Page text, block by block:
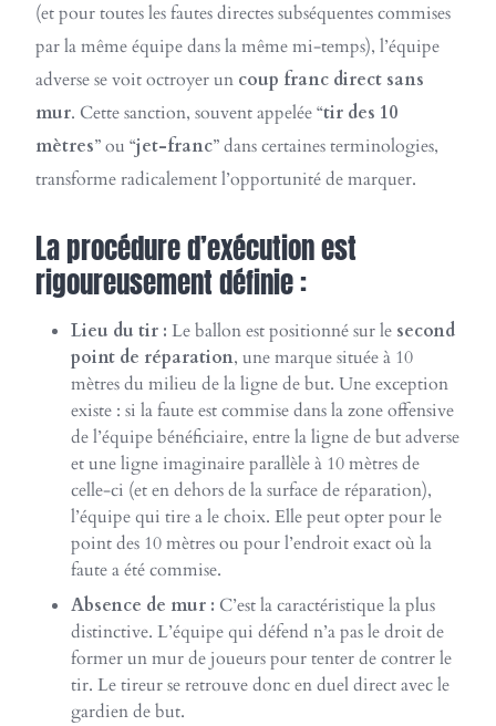
(et pour toutes les fautes directes subséquentes commises
par la même équipe dans la même mi-temps), l’équipe
adverse se voit octroyer un coup franc direct sans
mur. Cette sanction, souvent appelée “tir des 10
mètres” ou “jet-franc” dans certaines terminologies,
transforme radicalement l’opportunité de marquer.
La procédure d’exécution est
rigoureusement définie :
Lieu du tir : Le ballon est positionné sur le second
point de réparation, une marque située à 10
mètres du milieu de la ligne de but. Une exception
existe : si la faute est commise dans la zone offensive
de l’équipe bénéficiaire, entre la ligne de but adverse
et une ligne imaginaire parallèle à 10 mètres de
celle-ci (et en dehors de la surface de réparation),
l’équipe qui tire a le choix. Elle peut opter pour le
point des 10 mètres ou pour l’endroit exact où la
faute a été commise.
Absence de mur : C’est la caractéristique la plus
distinctive. L’équipe qui défend n’a pas le droit de
former un mur de joueurs pour tenter de contrer le
tir. Le tireur se retrouve donc en duel direct avec le
gardien de but.